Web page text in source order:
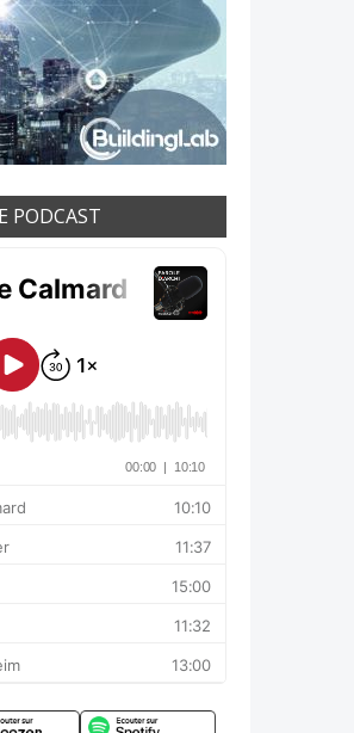
PODCAST